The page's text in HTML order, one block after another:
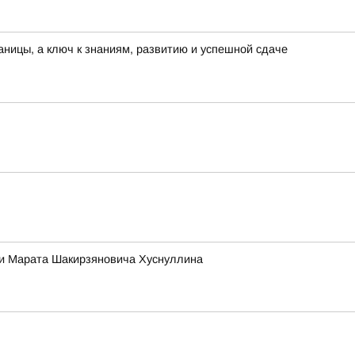
а ключ к знаниям, развитию и успешной сдаче
Марата Шакирзяновича Хуснуллина